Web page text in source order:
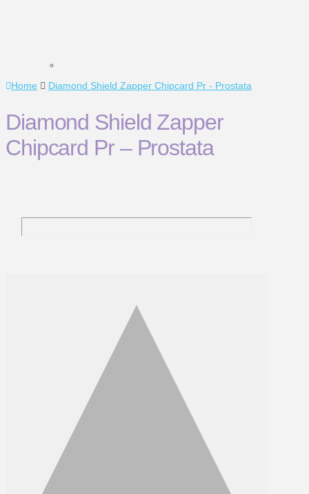
Home Diamond Shield Zapper Chipcard Pr - Prostata
Diamond Shield Zapper
Chipcard Pr – Prostata